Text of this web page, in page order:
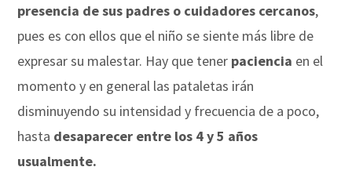
presencia de sus padres o cuidadores cercanos,
pues es con ellos que el niño se siente más libre de
expresar su malestar. Hay que tener paciencia en el
momento y en general las pataletas irán
disminuyendo su intensidad y frecuencia de a poco,
hasta desaparecer entre los 4 y 5 años
usualmente.